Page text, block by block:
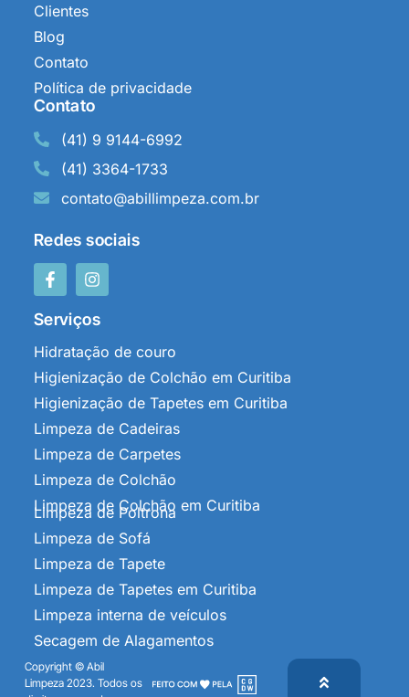
Clientes
Blog
Contato
Política de privacidade
Contato
(41) 9 9144-6992
(41) 3364-1733
contato@abillimpeza.com.br
Redes sociais
Serviços
Hidratação de couro
Higienização de Colchão em Curitiba
Higienização de Tapetes em Curitiba
Limpeza de Cadeiras
Limpeza de Carpetes
Limpeza de Colchão
Limpeza de Colchão em Curitiba
Limpeza de Poltrona
Limpeza de Sofá
Limpeza de Tapete
Limpeza de Tapetes em Curitiba
Limpeza interna de veículos
Secagem de Alagamentos
Copyright © Abil
Limpeza 2023. Todos os